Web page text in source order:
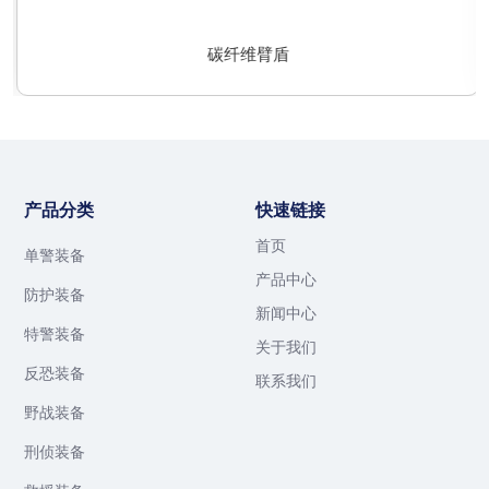
碳纤维臂盾
产品分类
单警装备
防护装备
特警装备
反恐装备
野战装备
刑侦装备
快速链接
首页
产品中心
新闻中心
关于我们
联系我们